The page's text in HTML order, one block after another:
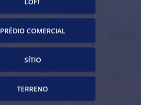
PRÉDIO COMERCIAL
SÍTIO
TERRENO